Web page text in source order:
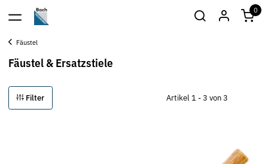
0
Fäustel
Fäustel & Ersatzstiele
Filter Artikel 1 - 3 von 3